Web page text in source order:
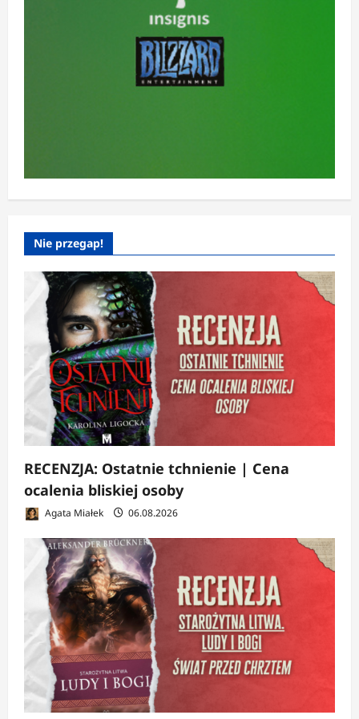
Nie przegap!
RECENZJA: Ostatnie tchnienie | Cena
ocalenia bliskiej osoby
Agata Miałek 06.08.2026